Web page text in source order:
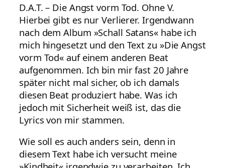
D.A.T. – Die Angst vorm Tod. Ohne V.
Hierbei gibt es nur Verlierer. Irgendwann
nach dem Album »Schall Satans« habe ich
mich hingesetzt und den Text zu »Die Angst
vorm Tod« auf einem anderen Beat
aufgenommen. Ich bin mir fast 20 Jahre
später nicht mal sicher, ob ich damals
diesen Beat produziert habe. Was ich
jedoch mit Sicherheit weiß ist, das die
Lyrics von mir stammen.
Wie soll es auch anders sein, denn in
diesem Text habe ich versucht meine